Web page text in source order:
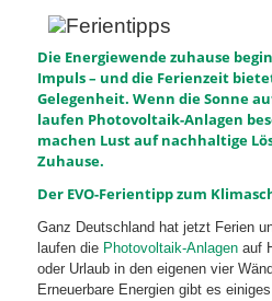
Die Energiewende zuhause
Impuls – und die Ferienzeit
Gelegenheit. Wenn die Sonne
laufen Photovoltaik-Anlagen
machen Lust auf nachhaltige
Zuhause.
Der EVO-Ferientipp zum
Ganz Deutschland hat jetzt Ferien
laufen die Photovoltaik-Anlagenauf
oder Urlaub in den eigenen vier
Erneuerbare Energien gibt es